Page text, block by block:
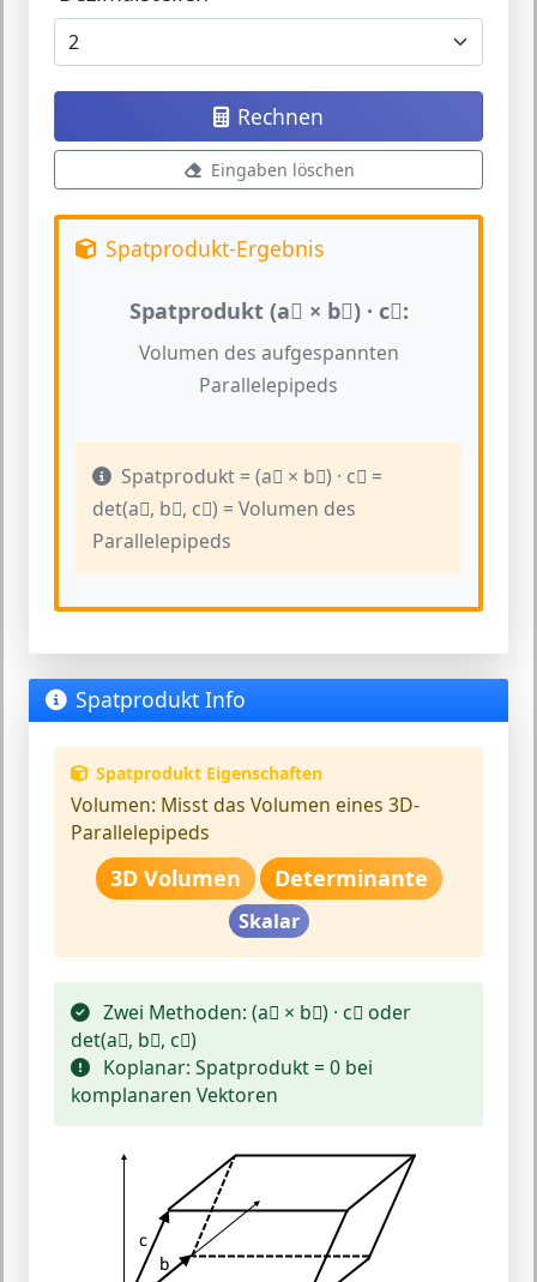
Rechnen
Eingaben löschen
Spatprodukt-Ergebnis
Spatprodukt (a⃗ × b⃗) · c⃗:
Volumen des aufgespannten
Parallelepipeds
Spatprodukt = (a⃗ × b⃗) · c⃗ =
det(a⃗, b⃗, c⃗) = Volumen des
Parallelepipeds
Spatprodukt Info
Spatprodukt Eigenschaften
Volumen: Misst das Volumen eines 3D-
Parallelepipeds
3D Volumen Determinante
Skalar
Zwei Methoden: (a⃗ × b⃗) · c⃗ oder
det(a⃗, b⃗, c⃗)
Koplanar: Spatprodukt = 0 bei
komplanaren Vektoren